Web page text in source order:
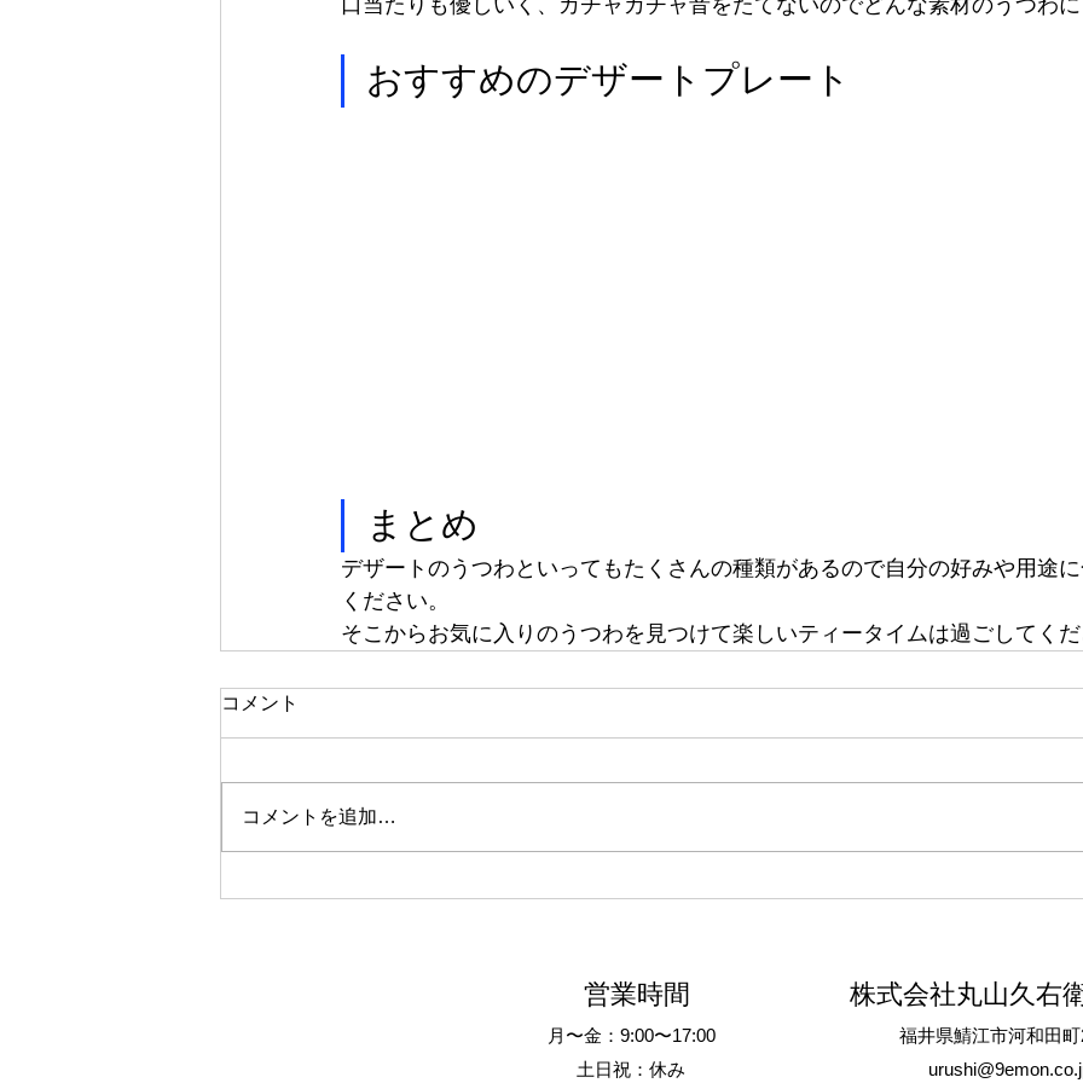
口当たりも優しいく、カチャカチャ音をたてないのでどんな素材のうつわに
おすすめのデザートプレート
まとめ
デザートのうつわといってもたくさんの種類があるので自分の好みや用途
ください。
そこからお気に入りのうつわを見つけて楽しいティータイムは過ごしてくだ
コメント
コメントを追加…
株式会社丸山久右
営業時間
月〜金：9:00〜17:00
土日祝：休み
福井県鯖江市河和田